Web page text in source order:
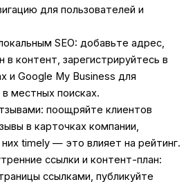
для пользователей и
SEO: добавьте адрес,
в контент, зарегистрируйтесь в
и Google My Business для
местных поисках.
поощряйте клиентов
в карточках компании,
timely — это влияет на рейтинг.
ссылки и контент-план:
ссылками, публикуйте